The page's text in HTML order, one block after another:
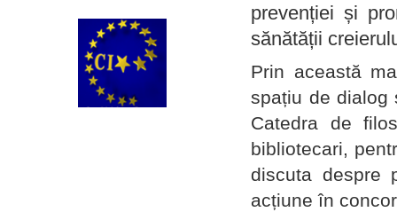
prevenției și
sănătății
Prin această
spațiu de dialog
Catedra de
bibliotecari,
discuta despre
acțiune în